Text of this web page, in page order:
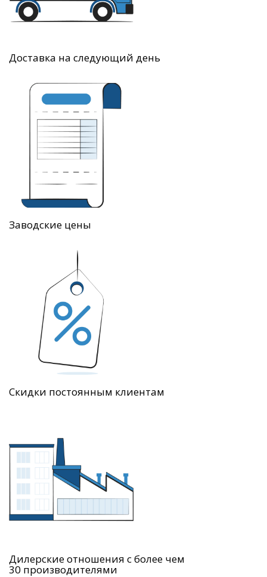
Доставка на следующий день
Заводские цены
Скидки постоянным клиентам
Дилерские отношения с более чем
30 производителями